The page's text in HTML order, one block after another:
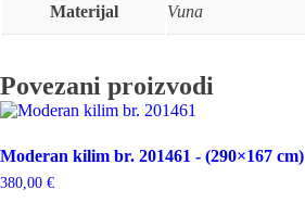
Materijal Vuna
Povezani proizvodi
Moderan kilim br. 201461 - (290×167 cm)
380,00 €